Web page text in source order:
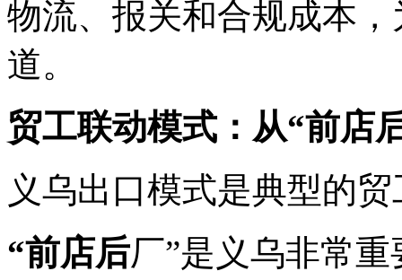
物流、报关和合规成本
道。
贸工联动模式：从“前店
义乌出口模式是典型的
“前店后厂”是义乌非常